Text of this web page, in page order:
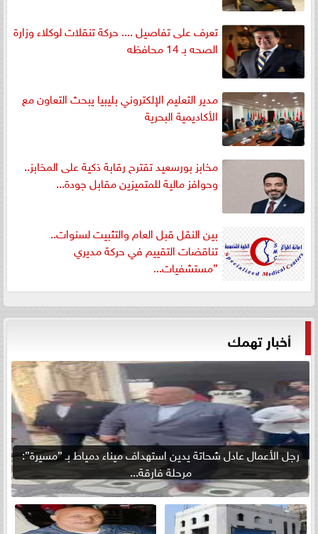
تعرف على تفاصيل .... حركة تنقلات لوكلاء وزارة
الصحه بـ 14 محافظه
مدير التعليم الإلكتروني بليبيا يبحث التعاون مع
الأكاديمية البحرية
مخابز بورسعيد تقترح رقابة ذكية على المخابز..
وحوافز مالية للمتميزين مقابل جودة...
بين النقل قبل العام والتثبيت لسنوات..
تناقضات التقييم في حركة مديري
”مستشفيات...
أخبار تهمك
رجل الأعمال عادل شحاتة يدين استهداف ميناء دمياط بـ ”مسيرة”:
مرحلة فارقة...